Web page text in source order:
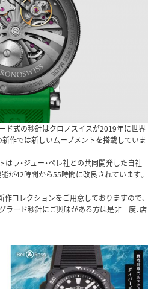
ド式の秒針はクロノスイスが2019年に世界
作では新しいムーブメントを搭載していま
ラ・ジュー・ペレ社との共同開発した自社
が42時間から55時間に改良されています。
コレクションをご用意しておりますので、
ラード秒針にご興味がある方は是非一度、店